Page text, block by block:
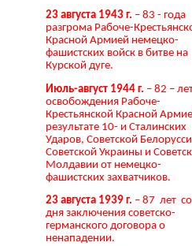
23 августа 1943 г. – 83 - года
разгрома Рабоче-
Красной Армией немецко-
фашистских войск в битве на
Курской дуге.
Июль-август 1944 г. – 82 –
освобождения Рабоче-
Крестьянской Красной
результате 10- и Сталинских
Ударов, Советской
Советской Украины и
Молдавии от немецко-
фашистских захватчиков.
23 августа 1939 г. – 87 лет со
дня заключения советско-
германского договора о
ненападении.